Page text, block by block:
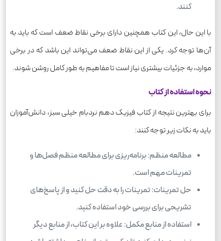
کنند.
با این حال، این کتاب همچنین دارای برخی نقاط ضعف است که باید به
آن‌ها توجه کرد. یکی از این نقاط ضعف می‌تواند این باشد که در برخی
موارد، به جزئیات بیشتری نیاز است تا مفاهیم به طور کامل روشن شوند.
نحوه استفاده از کتاب
برای بهترین نتیجه از کتاب فیزیک دهم نردبام خیلی سبز، دانش‌آموزان
باید به نکات زیر توجه کنند:
مطالعه منظم: برنامه‌ریزی برای مطالعه منظم فصل‌ها و
تمرینات مهم است.
حل تمرینات: تمرینات را به دقت حل کنید و از پاسخ‌های
تشریحی برای بررسی خود استفاده کنید.
استفاده از منابع مکمل: علاوه بر این کتاب، از منابع دیگر